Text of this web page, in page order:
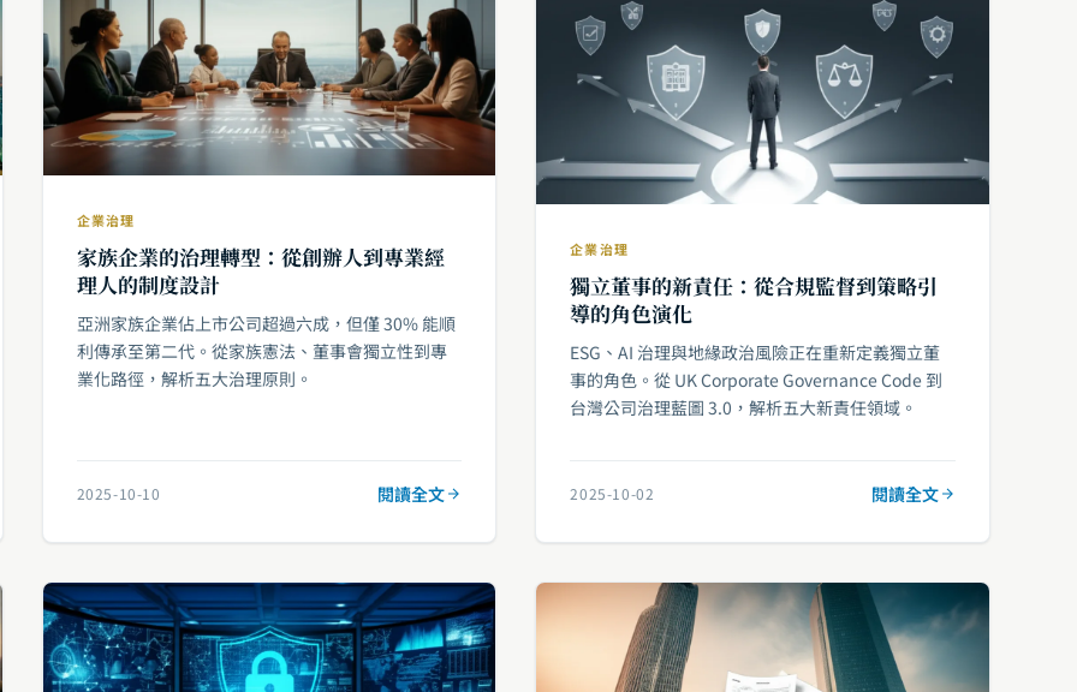
企業治理
家族企業的治理轉型：從創辦人到專業經
理人的制度設計
亞洲家族企業佔上市公司超過六成，但僅 30% 能順
利傳承至第二代。從家族憲法、董事會獨立性到專
業化路徑，解析五大治理原則。
2025-10-10 閱讀全文
企業治理
獨立董事的新責任：從合規監督到策略引
導的角色演化
ESG、AI 治理與地緣政治風險正在重新定義獨立董
事的角色。從 UK Corporate Governance Code 到
台灣公司治理藍圖 3.0，解析五大新責任領域。
2025-10-02 閱讀全文